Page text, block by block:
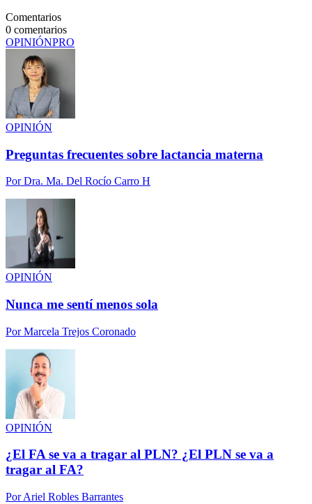
Comentarios
0 comentarios
OPINIÓNPRO
OPINIÓN
Preguntas frecuentes sobre lactancia materna
PorDra. Ma. Del Rocío Carro H
OPINIÓN
Nunca me sentí menos sola
PorMarcela Trejos Coronado
OPINIÓN
¿El FA se va a tragar al PLN? ¿El PLN se va a
tragar al FA?
PorAriel Robles Barrantes